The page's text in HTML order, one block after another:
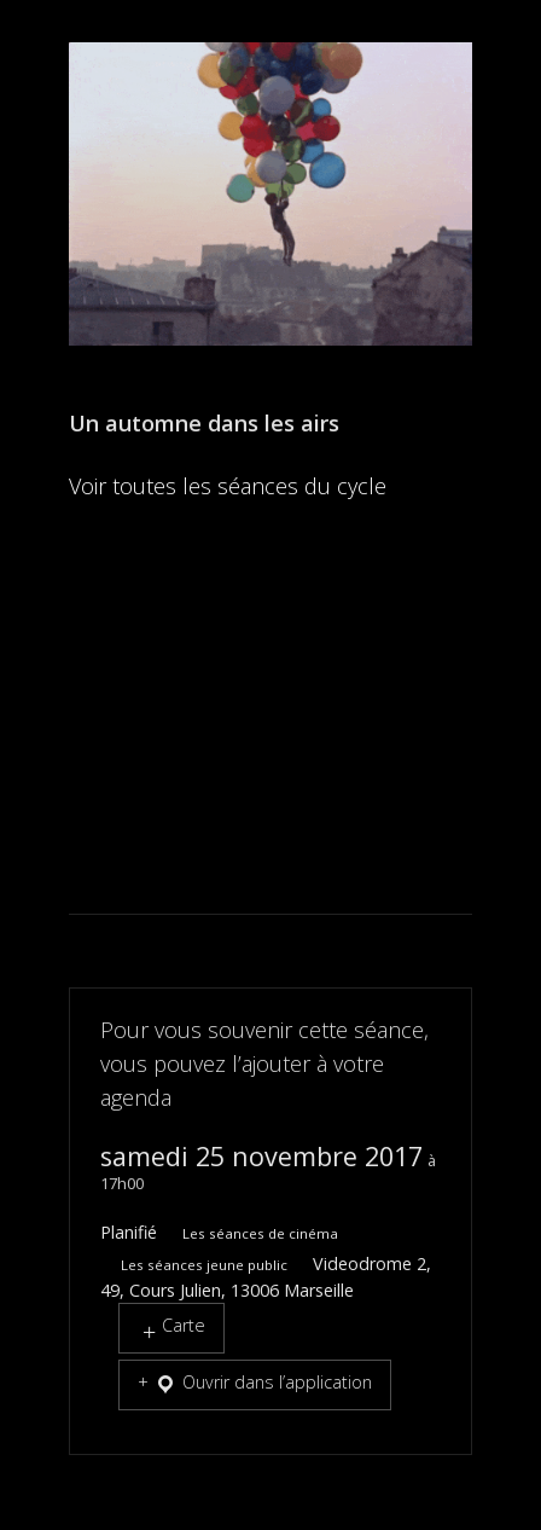
Un automne dans les airs
Voir toutes les séances du cycle
Pour vous souvenir cette séance,
vous pouvez l’ajouter à votre
agenda
samedi 25 novembre 2017
17h00
Planifié
Les séances de cinéma
Les séances jeune public
Videodrome 2,
49, Cours Julien, 13006 Marseille
Carte
Ouvrir dans l’application